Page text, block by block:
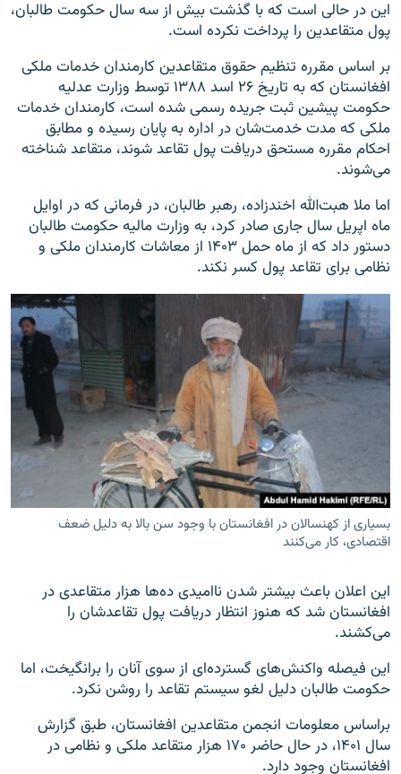
این در حالی است که با گذشت بیش از سه سال حکومت طالبان،
پول متقاعدین را پرداخت نکرده است.
بر اساس مقرره تنظیم حقوق متقاعدین کارمندان خدمات ملکی
افغانستان که به تاریخ ۲۶ اسد ۱۳۸۸ توسط وزارت عدلیه
حکومت پیشین ثبت جریده رسمی شده است، کارمندان خدمات
ملکی که مدت خدمت‌شان در اداره به پایان رسیده و مطابق
احکام مقرره مستحق دریافت پول تقاعد شوند، متقاعد شناخته
می‌شوند.
اما ملا هبت‌الله اخندزاده، رهبر طالبان، در فرمانی که در اوایل
ماه اپریل سال جاری صادر کرد، به وزارت مالیه حکومت طالبان
دستور داد که از ماه حمل ۱۴۰۳ از معاشات کارمندان ملکی و
نظامی برای تقاعد پول کسر نکند.
بسیاری از کهنسالان در افغانستان با وجود سن بالا به دلیل ضعف
اقتصادی، کار می‌کنند
این اعلان باعث بیشتر شدن ناامیدی ده‌ها هزار متقاعدی در
افغانستان شد که هنوز انتظار دریافت پول تقاعدشان را
می‌کشند.
این فیصله واکنش‌های گسترده‌ای از سوی آنان را برانگیخت، اما
حکومت طالبان دلیل لغو سیستم تقاعد را روشن نکرد.
براساس معلومات انجمن متقاعدین افغانستان، طبق گزارش
سال ۱۴۰۱، در حال حاضر ۱۷۰ هزار متقاعد ملکی و نظامی در
افغانستان وجود دارد.